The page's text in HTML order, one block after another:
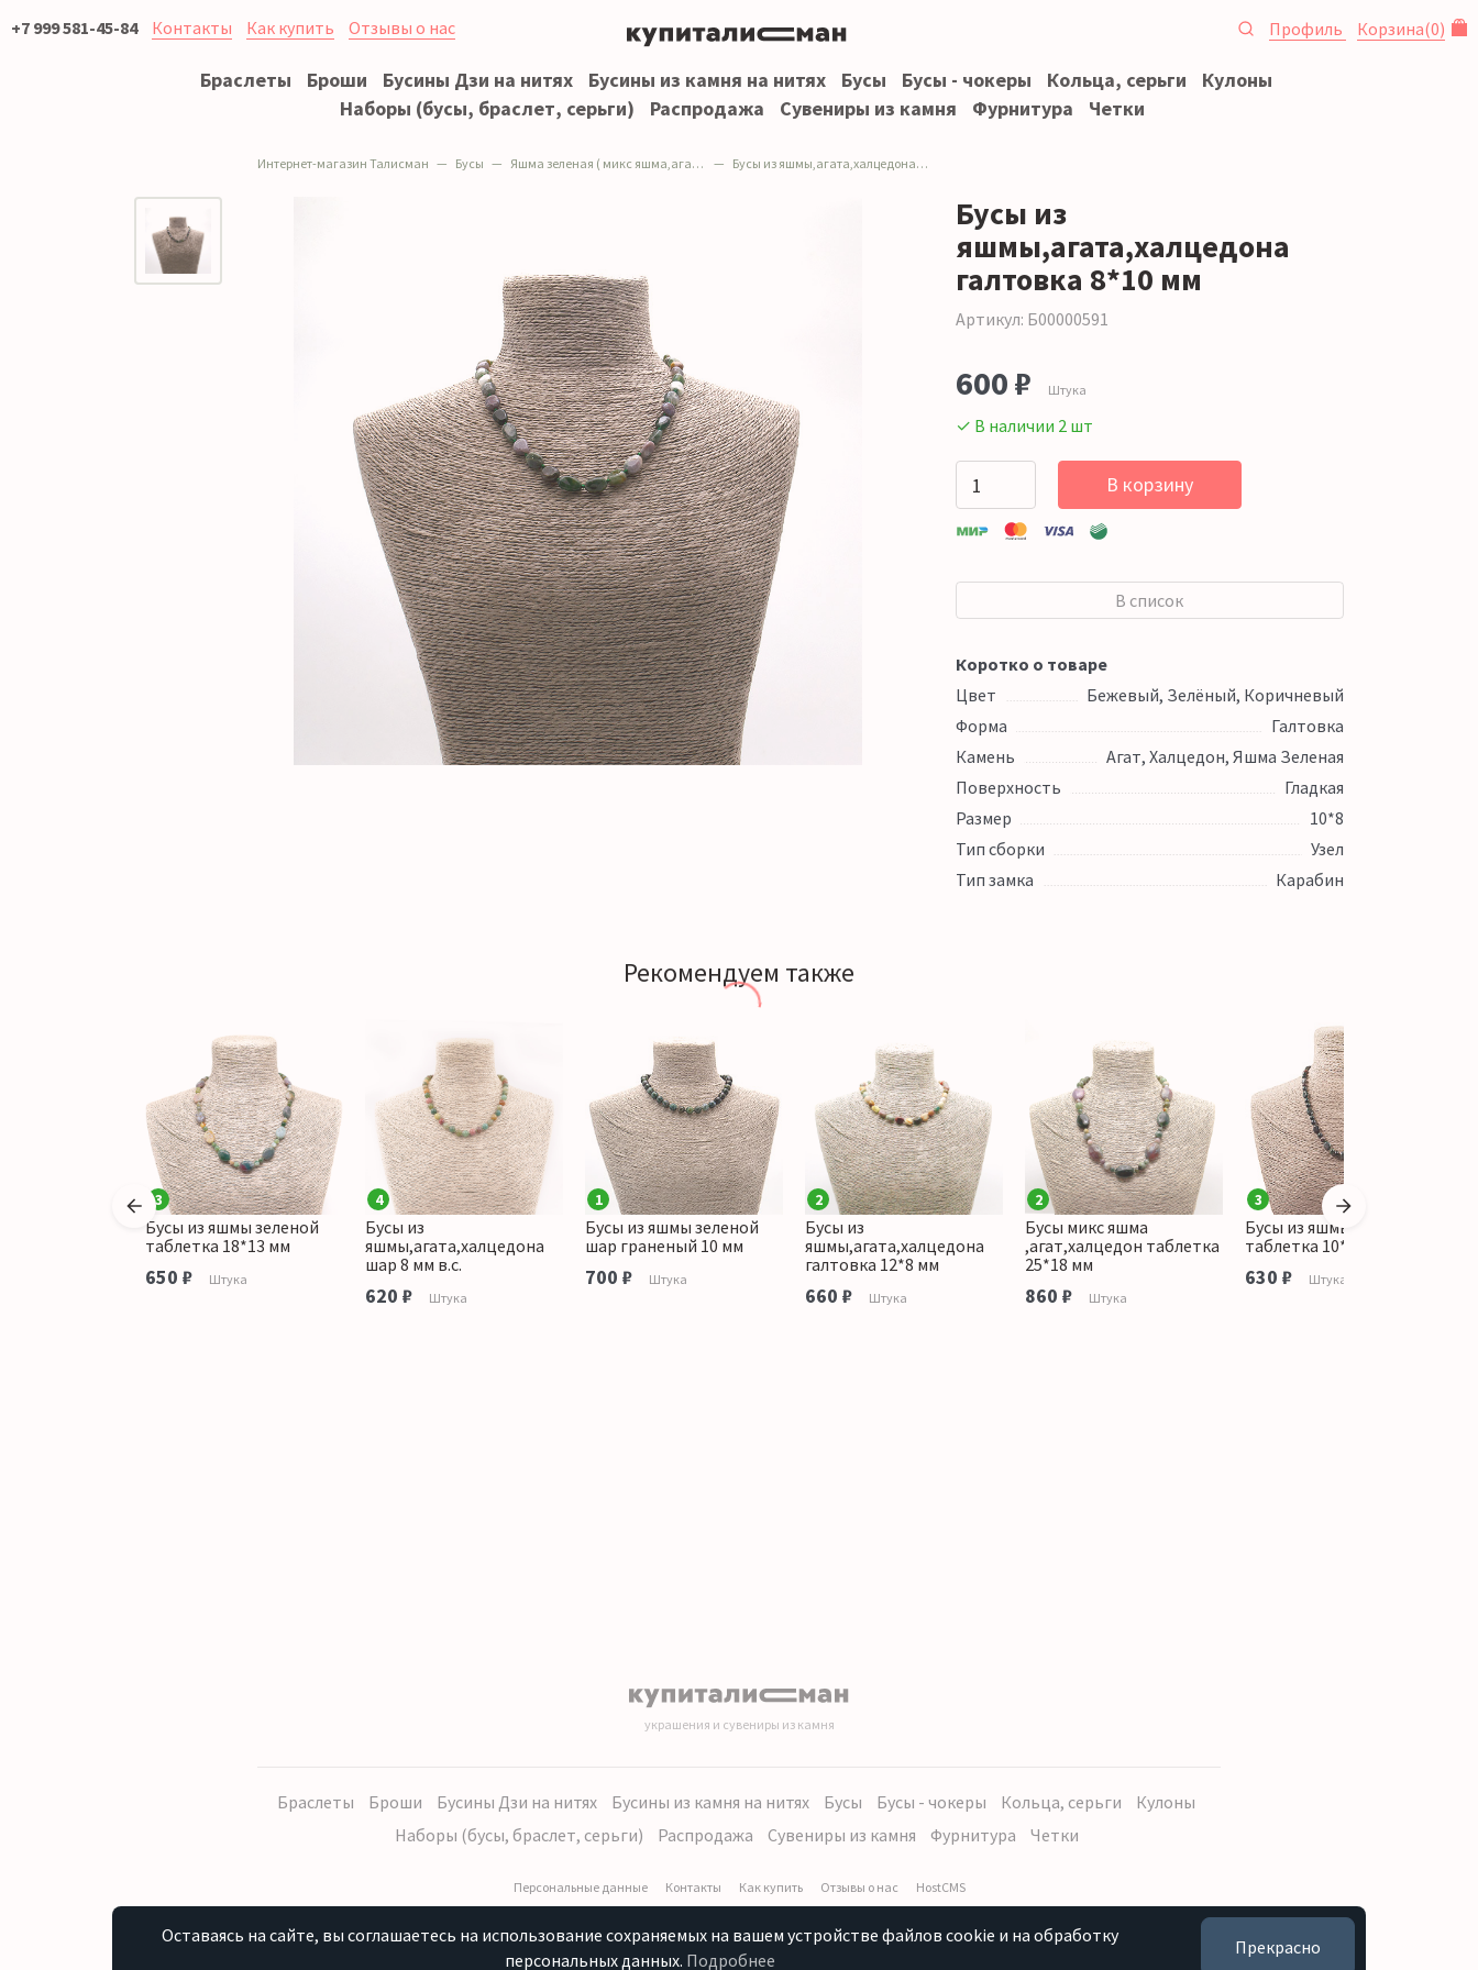
+7 999 581-45-84 Контакты Как купить Отзывы о нас Профиль Корзина(0)
Браслеты Броши Бусины Дзи на нитях Бусины из камня на нитях Бусы Бусы - чокеры Кольца, серьги
Кулоны
Наборы (бусы, браслет, серьги)
Распродажа Сувениры из камня Фурнитура Четки
Интернет-магазин Талисман Бусы Яшма зеленая ( микс яшма,агат,халцедон) Бусы из яшмы,агата,халцедона галтовка 8*10 мм
Бусы из
яшмы,агата,халцедона
галтовка 8*10 мм
Артикул: Б00000591
600 ₽ Штука
✓ В наличии 2 шт
В корзину
В список
Коротко о товаре
Цвет
Бежевый, Зелёный, Коричневый
Форма
Галтовка
Камень
Агат, Халцедон, Яшма Зеленая
Поверхность
Гладкая
Размер
10*8
Тип сборки
Узел
Тип замка
Карабин
Рекомендуем также
3
Бусы из яшмы зеленой
таблетка 18*13 мм
650 ₽ Штука
4
Бусы из
яшмы,агата,халцедона
шар 8 мм в.с.
620 ₽ Штука
1
Бусы из яшмы зеленой
шар граненый 10 мм
700 ₽ Штука
2
Бусы из
яшмы,агата,халцедона
галтовка 12*8 мм
660 ₽ Штука
2
Бусы микс яшма
,агат,халцедон таблетка
25*18 мм
860 ₽ Штука
3
Бусы из яшмы зеленой
таблетка 10*8 мм
630 ₽ Штука
украшения и сувениры из камня
Браслеты Броши Бусины Дзи на нитях Бусины из камня на нитях Бусы Бусы - чокеры Кольца, серьги
Кулоны
Наборы (бусы, браслет, серьги)
Распродажа Сувениры из камня Фурнитура Четки
Персональные данные Контакты Как купить Отзывы о нас HostCMS
Оставаясь на сайте, вы соглашаетесь на использование сохраняемых на вашем устройстве файлов cookie и на обработку
персональных данных. Подробнее
Прекрасно